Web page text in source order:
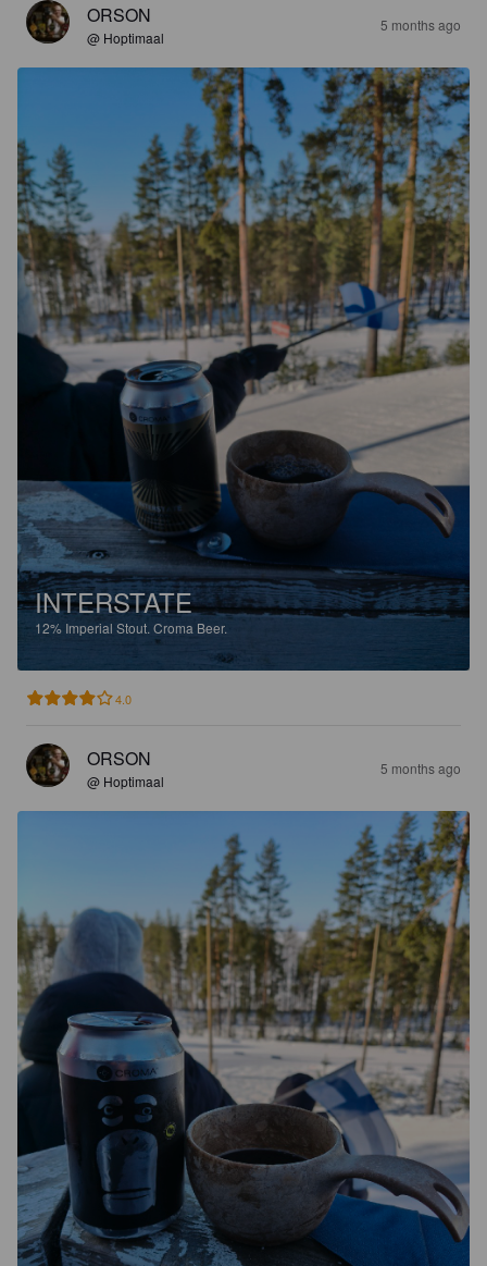
ORSON
@ Hoptimaal
5 months ago
INTERSTATE
12% Imperial Stout.Croma Beer.
4.0
ORSON
@ Hoptimaal
5 months ago